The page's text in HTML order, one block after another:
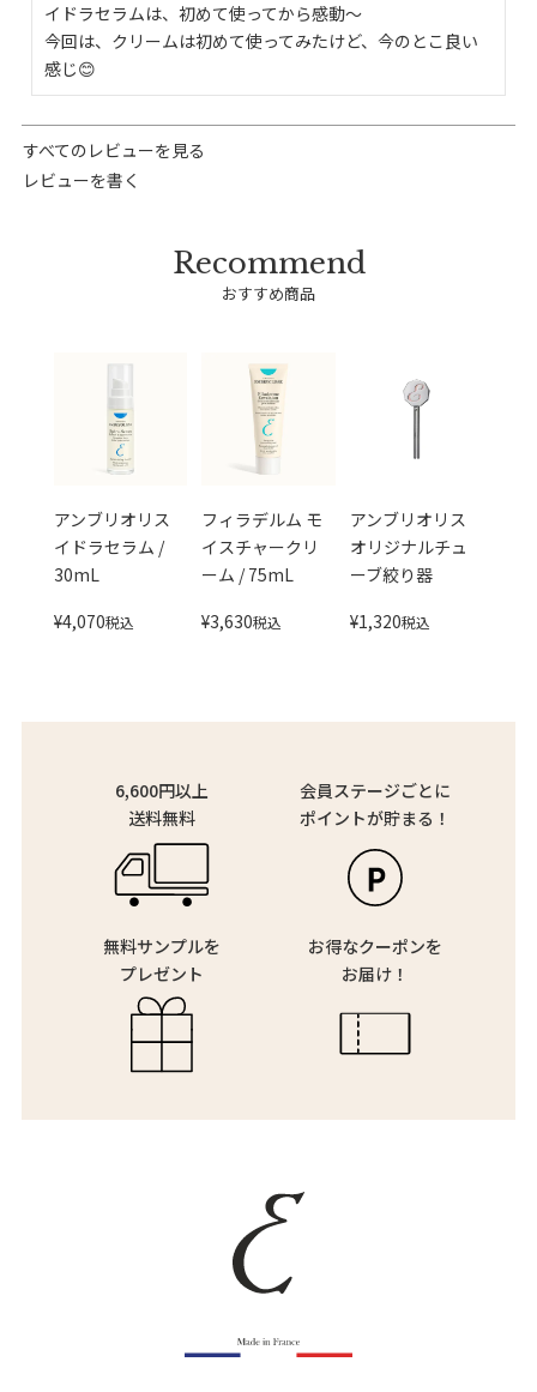
イドラセラムは、初めて使ってから感動〜
今回は、クリームは初めて使ってみたけど、今のとこ良い
感じ😊
すべてのレビューを見る
レビューを書く
おすすめ商品
アンブリオリス
イドラセラム /
30mL
¥4,070税込
フィラデルム モ
イスチャークリ
ーム / 75mL
¥3,630税込
アンブリオリス
オリジナルチュ
ーブ絞り器
¥1,320税込
6,600円以上
送料無料
会員ステージごとに
ポイントが貯まる！
無料サンプルを
プレゼント
お得なクーポンを
お届け！